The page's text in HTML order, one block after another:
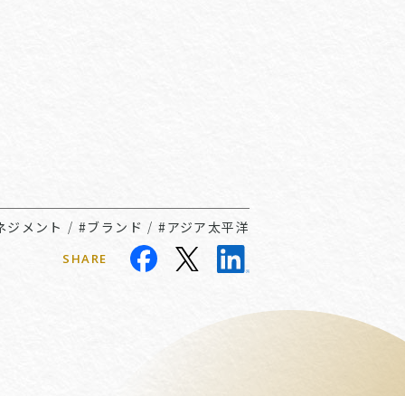
ジメント / #ブランド /#アジア太平洋
SHARE